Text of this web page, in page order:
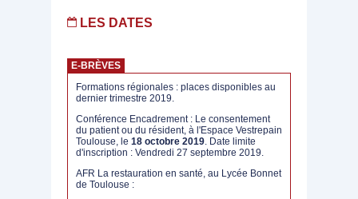
LES DATES
E-BRÈVES
Formations régionales : places disponibles au
dernier trimestre 2019.
Conférence Encadrement : Le consentement
du patient ou du résident, à l'Espace Vestrepain
Toulouse, le 18 octobre 2019. Date limite
d'inscription : Vendredi 27 septembre 2019.
AFR La restauration en santé, au Lycée Bonnet
de Toulouse :